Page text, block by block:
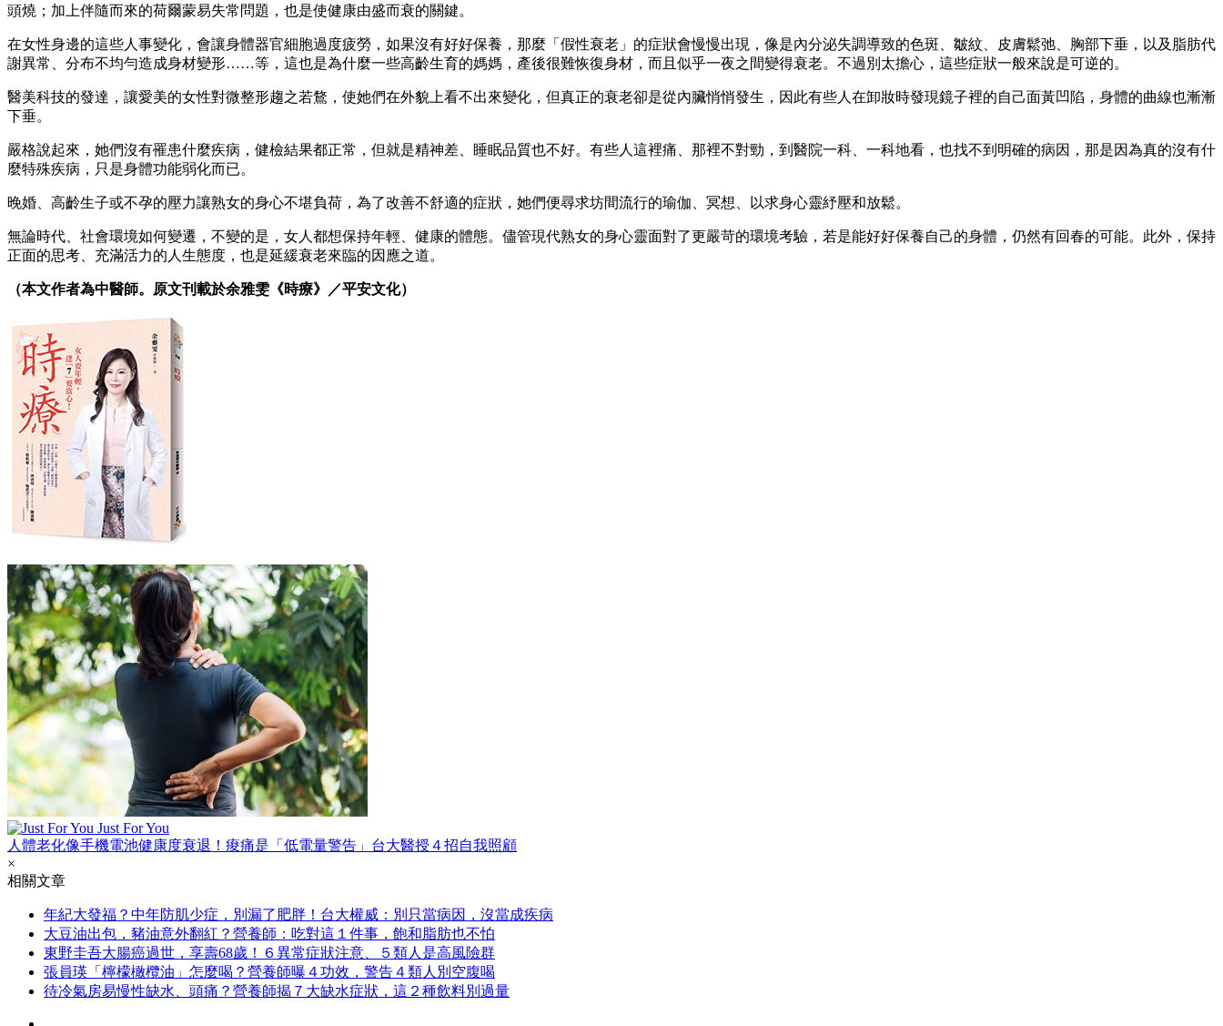
頭燒；加上伴隨而來的荷爾蒙易失常問題，也是使健康由盛而衰的關鍵。
在女性身邊的這些人事變化，會讓身體器官細胞過度疲勞，如果沒有好好保養，那麼「假性衰老」的症狀會慢慢出現，像是內分泌失調導致的色斑、皺紋、皮膚鬆弛、胸部下垂，以及脂肪代
謝異常、分布不均勻造成身材變形……等，這也是為什麼一些高齡生育的媽媽，產後很難恢復身材，而且似乎一夜之間變得衰老。不過別太擔心，這些症狀一般來說是可逆的。
醫美科技的發達，讓愛美的女性對微整形趨之若鶩，使她們在外貌上看不出來變化，但真正的衰老卻是從內臟悄悄發生，因此有些人在卸妝時發現鏡子裡的自己面黃凹陷，身體的曲線也漸漸
下垂。
嚴格說起來，她們沒有罹患什麼疾病，健檢結果都正常，但就是精神差、睡眠品質也不好。有些人這裡痛、那裡不對勁，到醫院一科、一科地看，也找不到明確的病因，那是因為真的沒有什
麼特殊疾病，只是身體功能弱化而已。
晚婚、高齡生子或不孕的壓力讓熟女的身心不堪負荷，為了改善不舒適的症狀，她們便尋求坊間流行的瑜伽、冥想、以求身心靈紓壓和放鬆。
無論時代、社會環境如何變遷，不變的是，女人都想保持年輕、健康的體態。儘管現代熟女的身心靈面對了更嚴苛的環境考驗，若是能好好保養自己的身體，仍然有回春的可能。此外，保持
正面的思考、充滿活力的人生態度，也是延緩衰老來臨的因應之道。
（本文作者為中醫師。原文刊載於余雅雯《時療》／平安文化）
Just For You
人體老化像手機電池健康度衰退！痠痛是「低電量警告」台大醫授４招自我照顧
×
相關文章
年紀大發福？中年防肌少症，別漏了肥胖！台大權威：別只當病因，沒當成疾病
大豆油出包，豬油意外翻紅？營養師：吃對這１件事，飽和脂肪也不怕
東野圭吾大腸癌過世，享壽68歲！６異常症狀注意、５類人是高風險群
張員瑛「檸檬橄欖油」怎麼喝？營養師曝４功效，警告４類人別空腹喝
待冷氣房易慢性缺水、頭痛？營養師揭７大缺水症狀，這２種飲料別過量